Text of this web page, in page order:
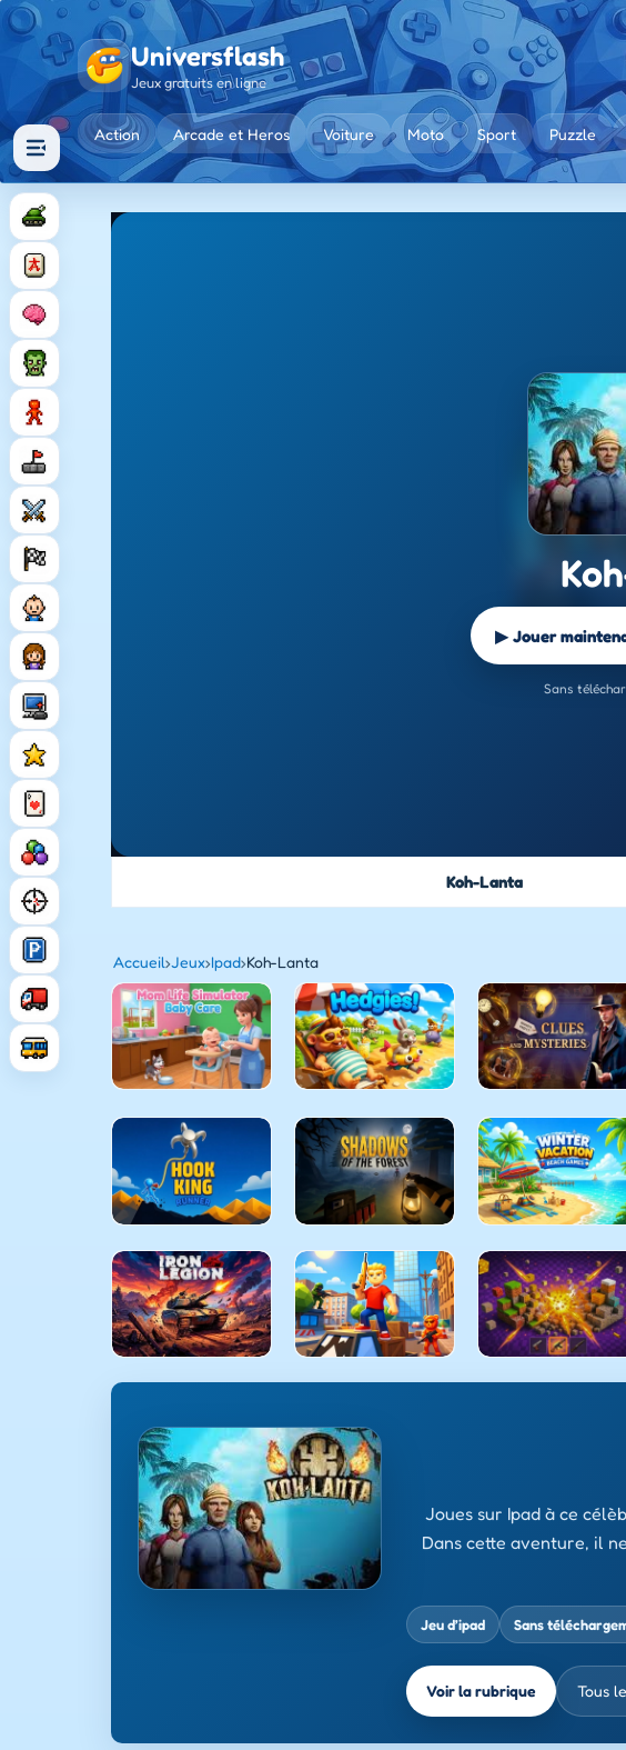
Universflash
Jeux gratuits en ligne
Action Arcade et Heros Voiture Moto Sport Puzzle
▶ Jouer
Sans
Koh-Lanta
Accueil›Jeux›Ipad›Koh-Lanta
Joues sur Ipad à ce
Dans cette aventure, il
Jeu d’ipad Sans
Voir la rubrique Tous